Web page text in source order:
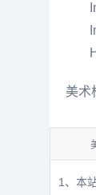
美术
1、本